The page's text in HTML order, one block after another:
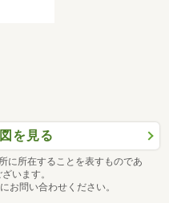
を見る
に所在することを表すものであ
います。
お問い合わせください。